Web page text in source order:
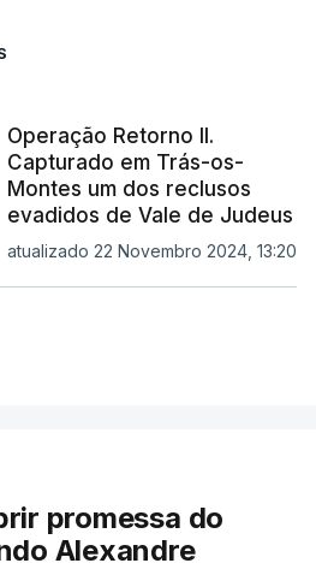
Operação Retorno II.
Capturado em Trás-os-
Montes um dos reclusos
evadidos de Vale de Judeus
atualizado 22 Novembro 2024, 13:20
promessa do
Alexandre